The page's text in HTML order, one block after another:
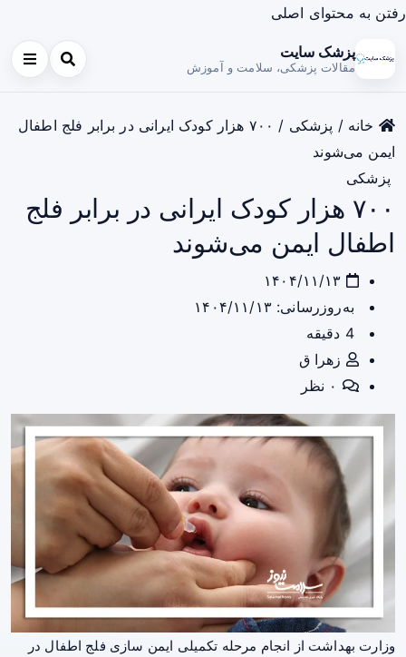
رفتن به محتوای اصلی
پزشک سایت
مقالات پزشکی، سلامت و آموزش
خانه / پزشکی /
۷۰۰ هزار کودک ایرانی در برابر فلج اطفال
ایمن می‌شوند
پزشکی
۷۰۰ هزار کودک ایرانی در برابر فلج
اطفال ایمن می‌شوند
به‌روزرسانی: ۱۴۰۴/۱۱/۱۳
4 دقیقه
زهرا ق
وزارت بهداشت از انجام مرحله تکمیلی ایمن سازی فلج اطفال در